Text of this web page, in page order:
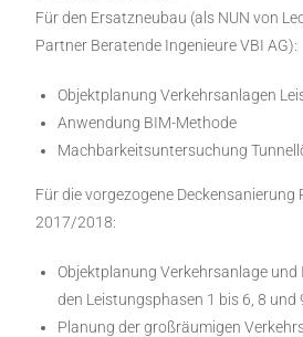
Für den Ersatzneubau (als NUN von
Partner Beratende Ingenieure VBI AG):
Objektplanung Verkehrsanlagen
Anwendung BIM-Methode
Machbarkeitsuntersuchung
Für die vorgezogene Deckensanierung
2017/2018:
Objektplanung Verkehrsanlage
den Leistungsphasen 1 bis 6, 8 und
Planung der großräumigen